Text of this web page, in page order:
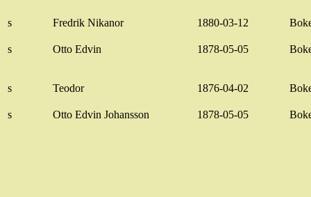
s Fredrik Nikanor 1880-03-12
s Otto Edvin 1878-05-05
s Teodor 1876-04-02
s Otto Edvin Johansson 1878-05-05